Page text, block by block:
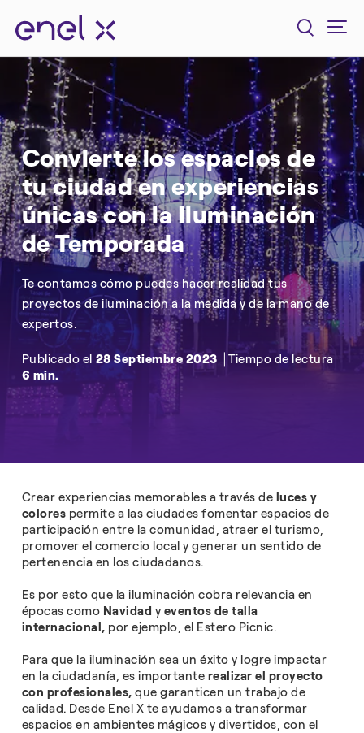
Convierte los espacios de
tu ciudad en experiencias
únicas con la Iluminación
de Temporada
Te contamos cómo puedes hacer realidad tus
proyectos de iluminación a la medida y de la mano de
expertos.
Publicado el 28 Septiembre 2023
Tiempo de lectura
6 min.
Crear experiencias memorables a través de luces y
colores permite a las ciudades fomentar espacios de
participación entre la comunidad, atraer el turismo,
promover el comercio local y generar un sentido de
pertenencia en los ciudadanos.
Es por esto que la iluminación cobra relevancia en
épocas como Navidad y eventos de talla
internacional, por ejemplo, el Estero Picnic.
Para que la iluminación sea un éxito y logre impactar
en la ciudadanía, es importante realizar el proyecto
con profesionales, que garanticen un trabajo de
calidad. Desde Enel X te ayudamos a transformar
espacios en ambientes mágicos y divertidos, con el